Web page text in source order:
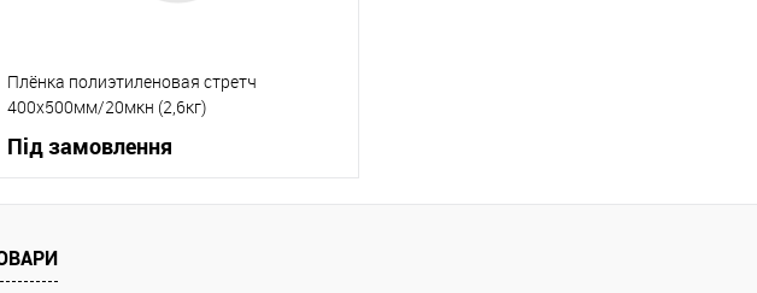
Плёнка полиэтиленовая стретч
400х500мм/20мкн (2,6кг)
Під замовлення
Купити в 1 клік